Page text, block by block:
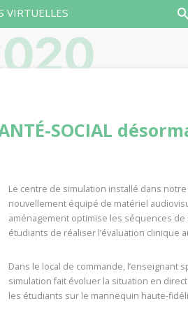
VIRTUELLES
SOCIAL
Le centre de simulation installé dans
nouvellement équipé de matériel
aménagement optimise les séquences
étudiants de réaliser l’évaluation clinique
Dans le local de commande, l’enseignant
simulation fait évoluer la situation en
les étudiants sur le mannequin haute-